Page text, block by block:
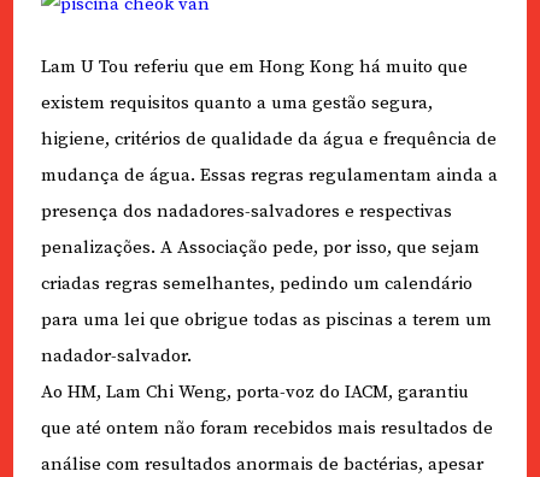
Lam U Tou referiu que em Hong Kong há muito que
existem requisitos quanto a uma gestão segura,
higiene, critérios de qualidade da água e frequência de
mudança de água. Essas regras regulamentam ainda a
presença dos nadadores-salvadores e respectivas
penalizações. A Associação pede, por isso, que sejam
criadas regras semelhantes, pedindo um calendário
para uma lei que obrigue todas as piscinas a terem um
nadador-salvador.
Ao HM, Lam Chi Weng, porta-voz do IACM, garantiu
que até ontem não foram recebidos mais resultados de
análise com resultados anormais de bactérias, apesar